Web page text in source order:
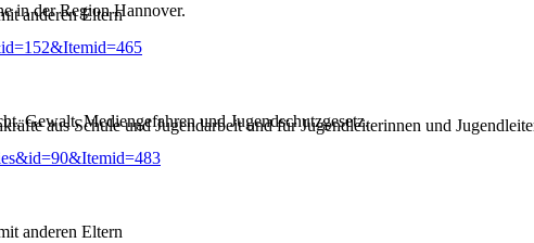
anderen Eltern
aus Schule und Jugendarbeit und für Jugendleiterinnen und
in der Region Hannover.
Gewalt, Mediengefahren und Jugendschutzgesetz.
anderen Eltern